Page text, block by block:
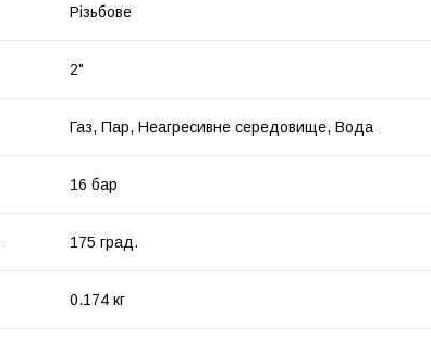
Різьбове
2"
Газ, Пар, Неагресивне середовище, Вода
16 бар
175 град.
0.174 кг